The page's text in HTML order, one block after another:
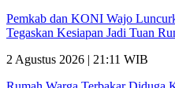
Pemkab dan KONI Wajo
Tegaskan Kesiapan Jadi Tuan
2 Agustus 2026 | 21:11 WIB